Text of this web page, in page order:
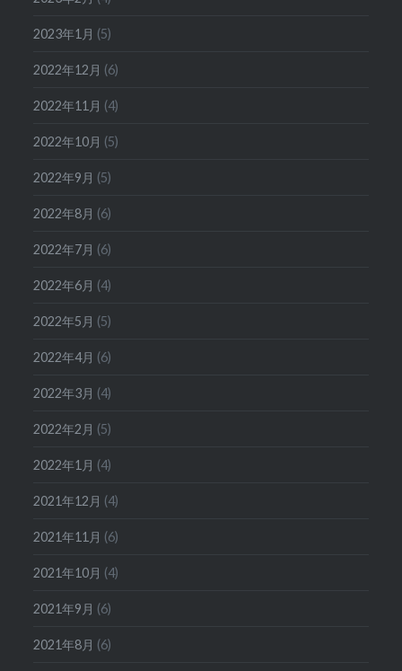
2023年1月 (5)
2022年12月 (6)
2022年11月 (4)
2022年10月 (5)
2022年9月 (5)
2022年8月 (6)
2022年7月 (6)
2022年6月 (4)
2022年5月 (5)
2022年4月 (6)
2022年3月 (4)
2022年2月 (5)
2022年1月 (4)
2021年12月 (4)
2021年11月 (6)
2021年10月 (4)
2021年9月 (6)
2021年8月 (6)